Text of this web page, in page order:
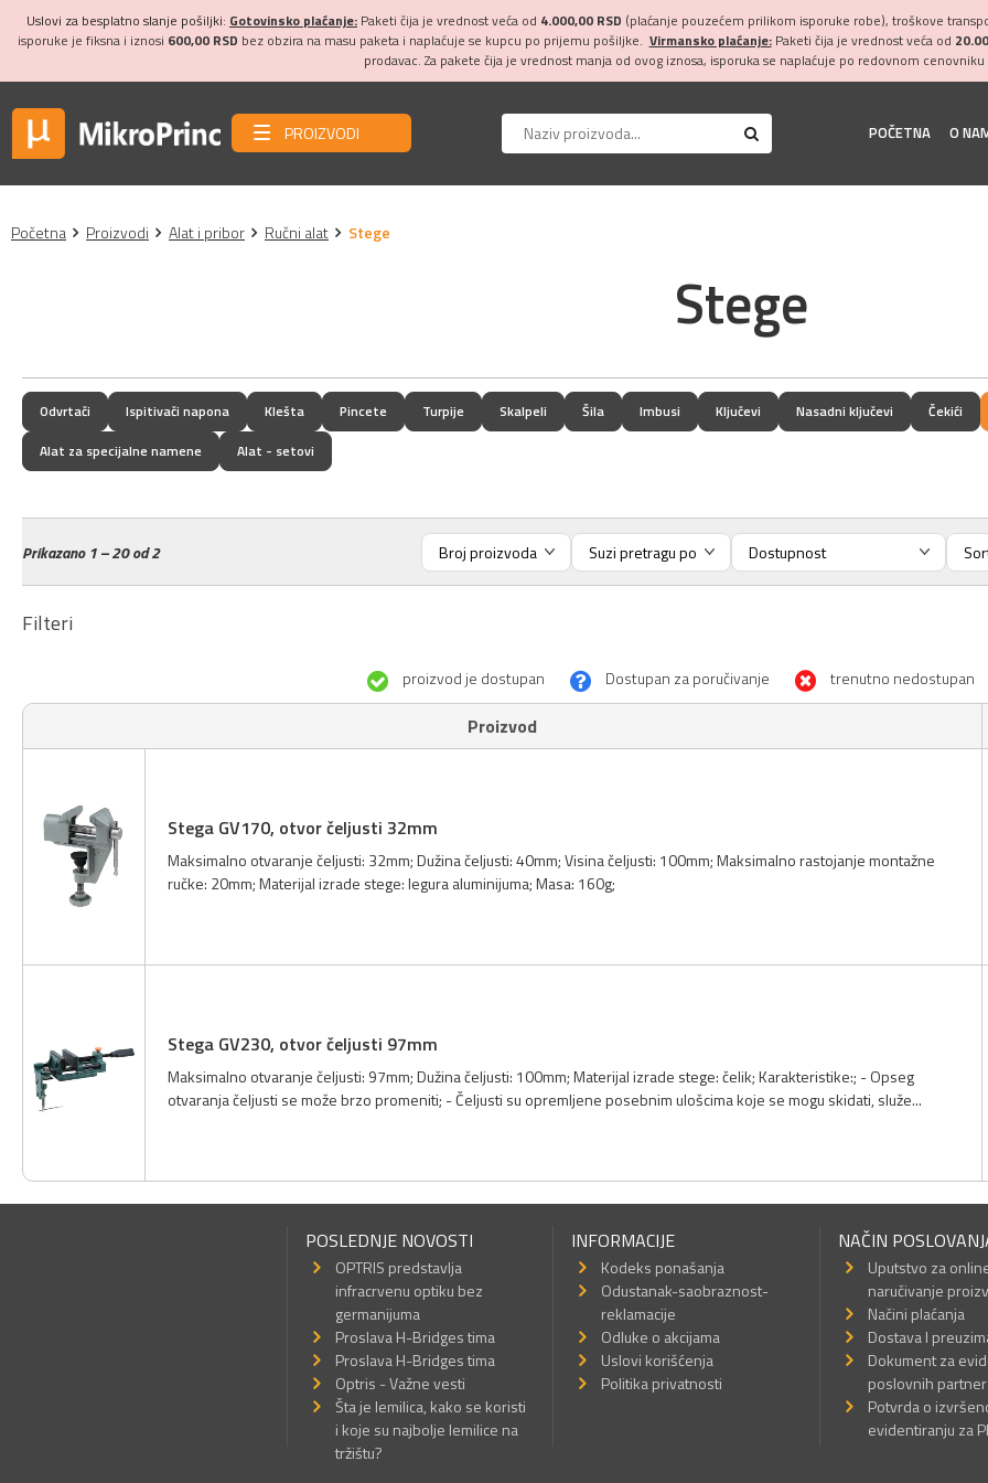
Uslovi za besplatno slanje pošiljki: Gotovinsko plaćanje: Paketi čija je vrednost veća od 4.000,00 RSD (plaćanje pouzećem prilikom isporuke robe), troškove
isporuke je fiksna i iznosi 600,00 RSD bez obzira na masu paketa i naplaćuje se kupcu po prijemu pošiljke. Virmansko plaćanje:Paketi čija je vrednost veća od
prodavac. Za pakete čija je vrednost manja od ovog iznosa, isporuka se naplaćuje po redovnom
PROIZVODI POČETNA O
Početna Proizvodi Alat i pribor Ručni alat Stege
Stege
Odvrtači Ispitivači napona Klešta Pincete Turpije Skalpeli Šila Imbusi Ključevi Nasadni ključevi
Čekići
Alat za specijalne namene
Alat - setovi
Prikazano1 – 20 od 2
Filteri
proizvod je dostupan Dostupan za poručivanje trenutno nedostupan
Proizvod
Stega GV170, otvor čeljusti 32mm
Maksimalno otvaranje čeljusti: 32mm; Dužina čeljusti: 40mm; Visina čeljusti: 100mm; Maksimalno rastojanje montažne
ručke: 20mm; Materijal izrade stege: legura aluminijuma; Masa: 160g;
Stega GV230, otvor čeljusti 97mm
Maksimalno otvaranje čeljusti: 97mm; Dužina čeljusti: 100mm; Materijal izrade stege: čelik; Karakteristike:; - Opseg
otvaranja čeljusti se može brzo promeniti; - Čeljusti su opremljene posebnim ulošcima koje se mogu skidati, služe...
POSLEDNJE NOVOSTI
OPTRIS predstavlja
infracrvenu optiku bez
germanijuma
Proslava H-Bridges tima
Proslava H-Bridges tima
Optris - Važne vesti
Šta je lemilica, kako se koristi
i koje su najbolje lemilice na
tržištu?
INFORMACIJE
Kodeks ponašanja
Odustanak-saobraznost-
reklamacije
Odluke o akcijama
Uslovi korišćenja
Politika privatnosti
NAČIN
Uputstvo za
naručivanje
Načini plaćanja
Dostava I
Dokument za
poslovnih
Potvrda o
evidentiranju za